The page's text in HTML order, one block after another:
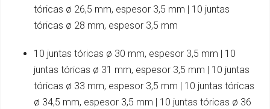
tóricas ø 26,5 mm, espesor 3,5 mm | 10 juntas
tóricas ø 28 mm, espesor 3,5 mm
10 juntas tóricas ø 30 mm, espesor 3,5 mm | 10
juntas tóricas ø 31 mm, espesor 3,5 mm | 10 juntas
tóricas ø 33 mm, espesor 3,5 mm | 10 juntas tóricas
ø 34,5 mm, espesor 3,5 mm | 10 juntas tóricas ø 36